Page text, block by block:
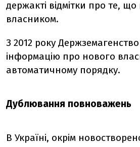
держакті відмітки про те,
власником.
З 2012 року
інформацію про нового
автоматичному порядку.
Дублювання повноважень
В Україні, окрім